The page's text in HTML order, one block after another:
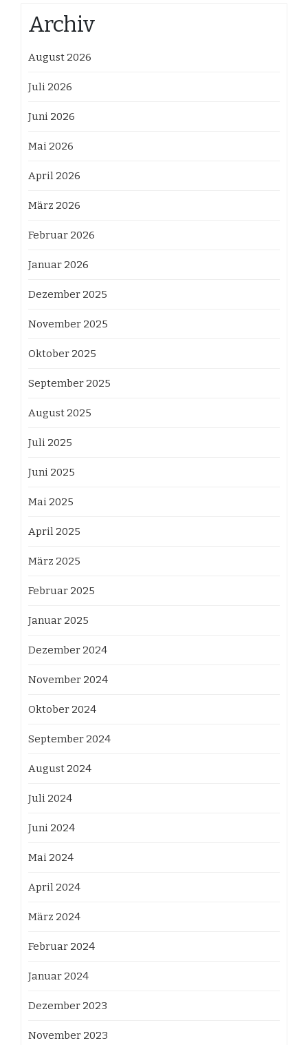
Archiv
August 2026
Juli 2026
Juni 2026
Mai 2026
April 2026
März 2026
Februar 2026
Januar 2026
Dezember 2025
November 2025
Oktober 2025
September 2025
August 2025
Juli 2025
Juni 2025
Mai 2025
April 2025
März 2025
Februar 2025
Januar 2025
Dezember 2024
November 2024
Oktober 2024
September 2024
August 2024
Juli 2024
Juni 2024
Mai 2024
April 2024
März 2024
Februar 2024
Januar 2024
Dezember 2023
November 2023